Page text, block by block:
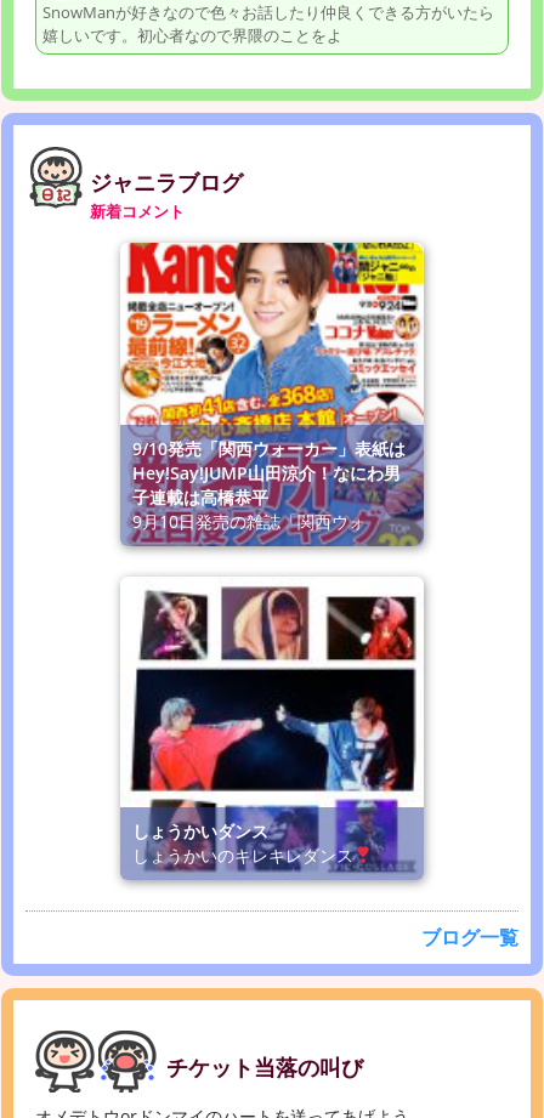
SnowManが好きなので色々お話したり仲良くできる方がいたら
嬉しいです。初心者なので界隈のことをよ
ジャニラブログ
新着コメント
9/10発売「関西ウォーカー」表紙は
Hey!Say!JUMP山田涼介！なにわ男
子連載は高橋恭平
9月10日発売の雑誌「関西ウォ
しょうかいダンス
しょうかいのキレキレダンス
ブログ一覧
チケット当落の叫び